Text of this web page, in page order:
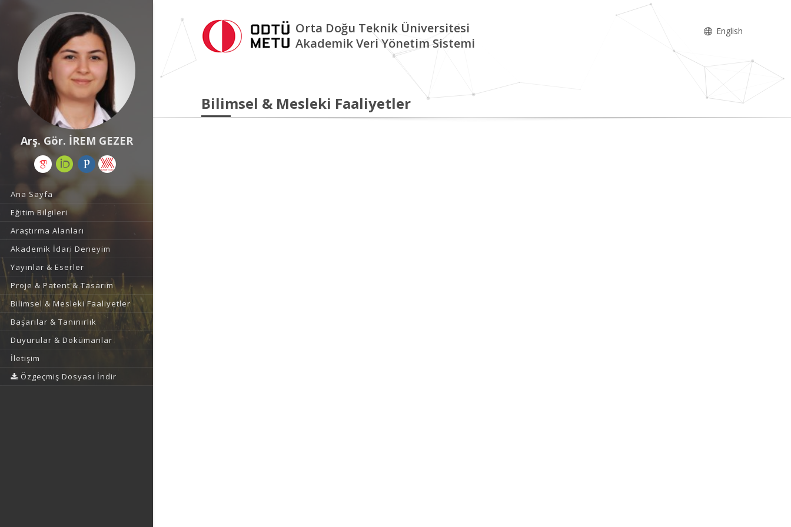
Arş. Gör. İREM GEZER
Ana Sayfa
Eğitim Bilgileri
Araştırma Alanları
Akademik İdari Deneyim
Yayınlar & Eserler
Proje & Patent & Tasarım
Bilimsel & Mesleki Faaliyetler
Başarılar & Tanınırlık
Duyurular & Dokümanlar
İletişim
Özgeçmiş Dosyası İndir
Orta Doğu Teknik Üniversitesi
Akademik Veri Yönetim Sistemi
English
Bilimsel & Mesleki Faaliyetler